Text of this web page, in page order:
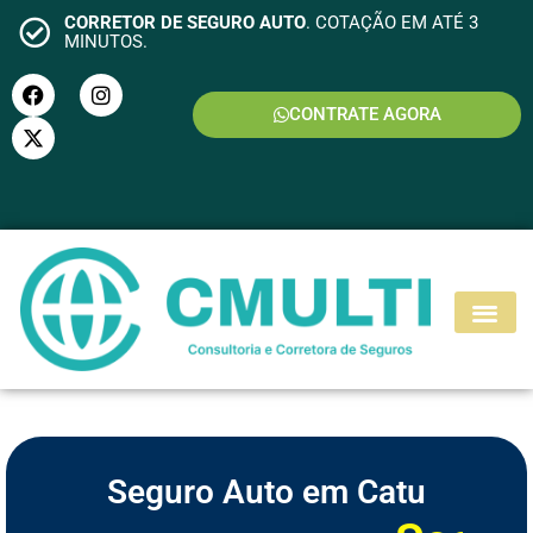
CORRETOR DE SEGURO AUTO. COTAÇÃO EM ATÉ 3
MINUTOS.
CONTRATE AGORA
SEGURO MOTO
Seguro Auto em Catu